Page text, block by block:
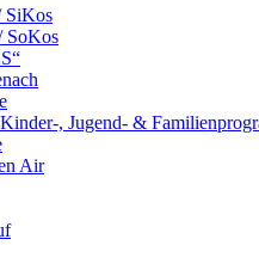
SiKos
SoKos
, Jugend- &
Air